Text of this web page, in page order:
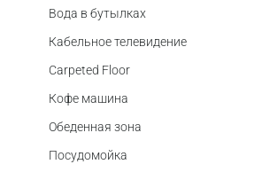
Вода в бутылках
Кабельное телевидение
Carpeted Floor
Кофе машина
Обеденная зона
Посудомойка